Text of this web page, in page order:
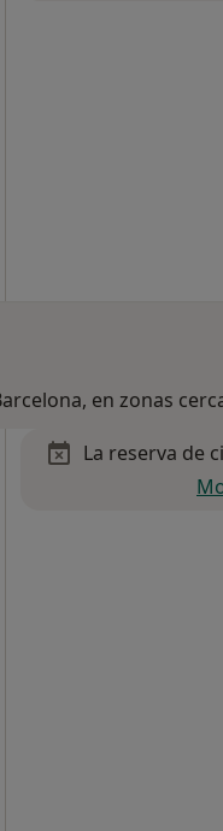
en zonas
La reserva de